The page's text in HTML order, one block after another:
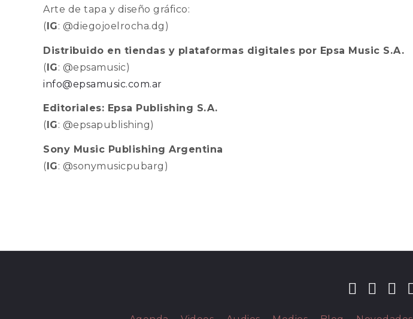
Arte de tapa y diseño gráfico:
(IG: @diegojoelrocha.dg)
Distribuido en tiendas y plataformas digitales por Epsa Music S.A.
(IG: @epsamusic)
info@epsamusic.com.ar
Editoriales: Epsa Publishing S.A.
( IG: @epsapublishing)
Sony Music Publishing Argentina
( IG: @sonymusicpubarg)